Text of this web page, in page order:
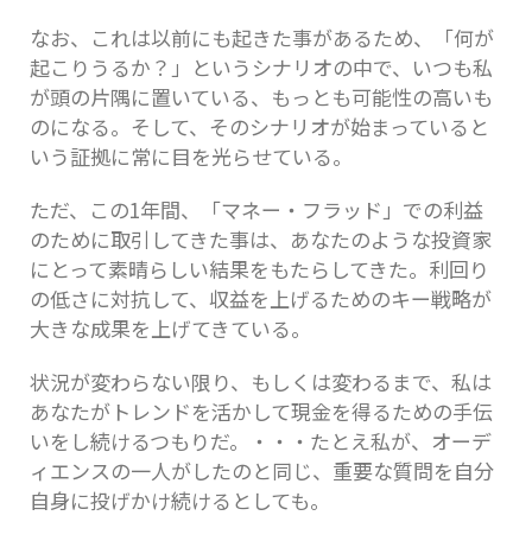
なお、これは以前にも起きた事があるため、「何が
起こりうるか？」というシナリオの中で、いつも私
が頭の片隅に置いている、もっとも可能性の高いも
のになる。そして、そのシナリオが始まっていると
いう証拠に常に目を光らせている。
ただ、この1年間、「マネー・フラッド」での利益
のために取引してきた事は、あなたのような投資家
にとって素晴らしい結果をもたらしてきた。利回り
の低さに対抗して、収益を上げるためのキー戦略が
大きな成果を上げてきている。
状況が変わらない限り、もしくは変わるまで、私は
あなたがトレンドを活かして現金を得るための手伝
いをし続けるつもりだ。・・・たとえ私が、オーデ
ィエンスの一人がしたのと同じ、重要な質問を自分
自身に投げかけ続けるとしても。